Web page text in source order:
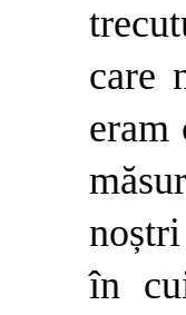
care
eram
în